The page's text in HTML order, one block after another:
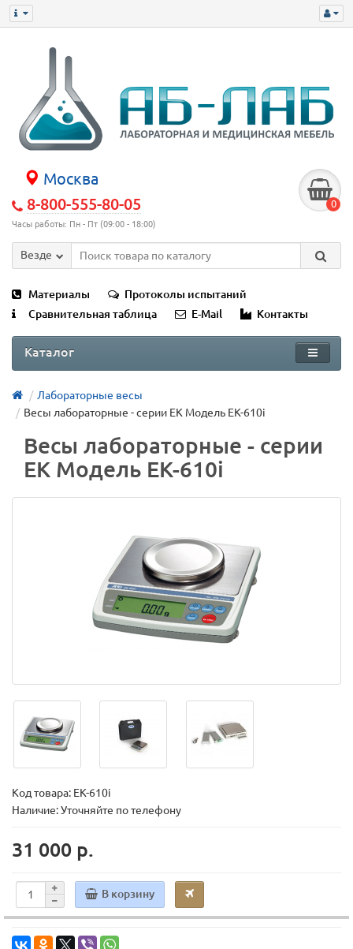
Москва
8-800-555-80-05
Часы работы: Пн - Пт (09:00 - 18:00)
0
Везде
Материалы
Протоколы испытаний
Сравнительная таблица
E-Mail Контакты
Каталог
Лабораторные весы
Весы лабораторные - серии EK Модель EK-610i
Весы лабораторные - серии
EK Модель EK-610i
Код товара: EK-610i
Наличие: Уточняйте по телефону
31 000 р.
В корзину